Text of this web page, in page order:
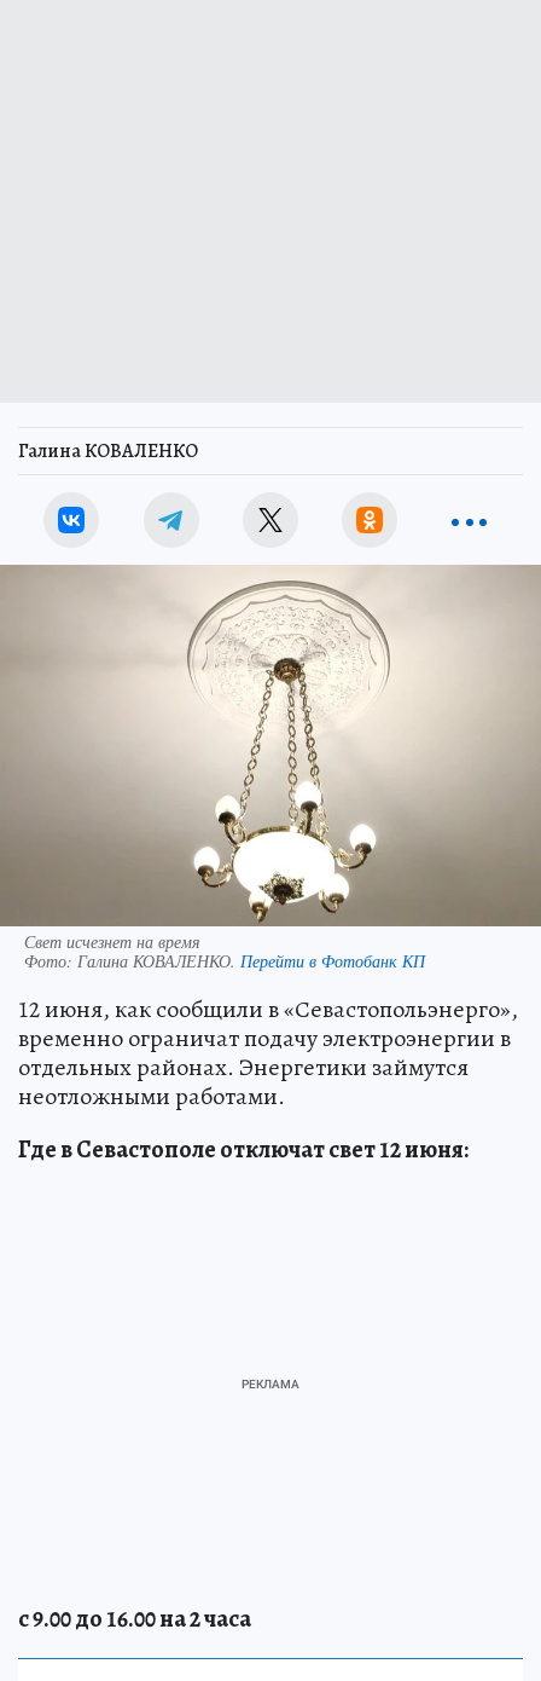
Галина КОВАЛЕНКО
Свет исчезнет на время
Фото: Галина КОВАЛЕНКО. Перейти в Фотобанк КП
12 июня, как сообщили в «Севастопольэнерго»,
временно ограничат подачу электроэнергии в
отдельных районах. Энергетики займутся
неотложными работами.
Где в Севастополе отключат свет 12 июня:
с 9.00 до 16.00 на 2 часа